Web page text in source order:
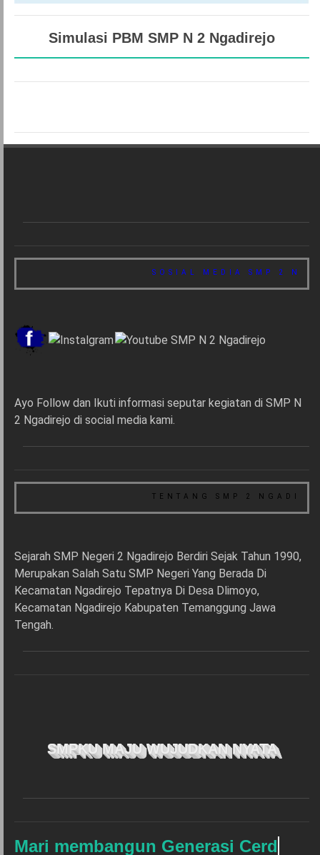
Simulasi PBM SMP N 2 Ngadirejo
SOSIAL MEDIA SMP 2
Ayo Follow dan Ikuti informasi seputar kegiatan di SMP N
2 Ngadirejo di social media kami.
TENTANG SMP 2 NGADIREJO
Sejarah SMP Negeri 2 Ngadirejo Berdiri Sejak Tahun 1990,
Merupakan Salah Satu SMP Negeri Yang Berada Di
Kecamatan Ngadirejo Tepatnya Di Desa Dlimoyo,
Kecamatan Ngadirejo Kabupaten Temanggung Jawa
Tengah.
SMPKU MAJU WUJUDKAN NYATA
Mari membangun Generasi Cerdas